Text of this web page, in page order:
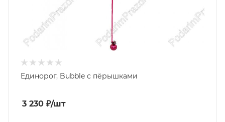
Единорог, Bubble с пёрышками
3 230 ₽/шт